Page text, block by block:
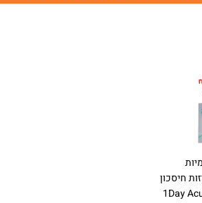
חיסכון
1Day